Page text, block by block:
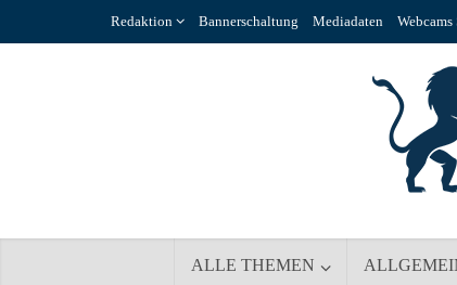
Redaktion Bannerschaltung Mediadaten Webcams
ALLE THEMEN